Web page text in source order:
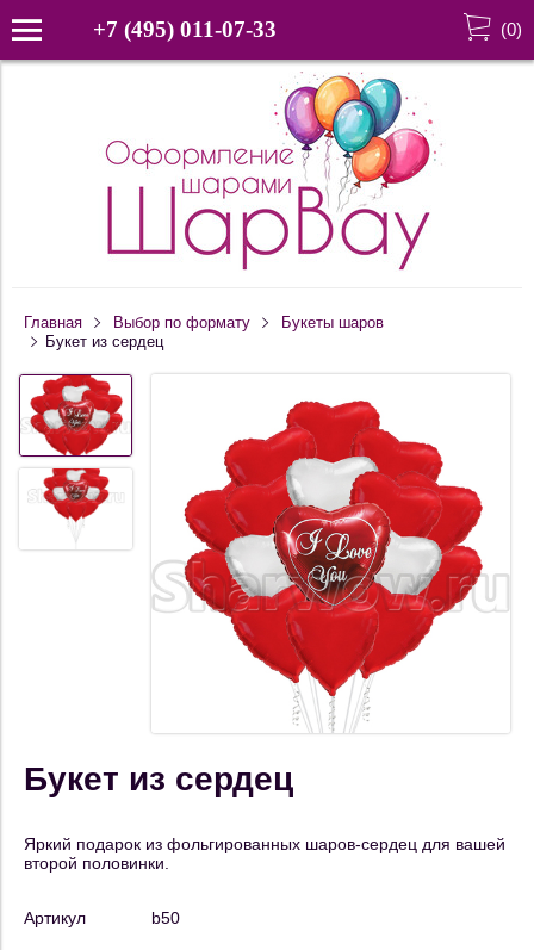
+7 (495) 011-07-33 (0)
Главная Выбор по формату
Букеты шаров
Букет из сердец
Букет из сердец
Яркий подарок из фольгированных шаров-сердец для вашей
второй половинки.
Артикул b50